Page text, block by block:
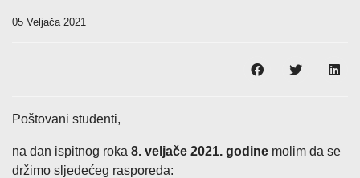
05 Veljača 2021
Poštovani studenti,
na dan ispitnog roka 8. veljače 2021. godine molim da se
držimo sljedećeg rasporeda: